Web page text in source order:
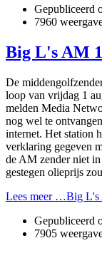
Gepubliceerd
7960
Big L's AM
De
loop van vrijdag 1
melden Media
nog wel te
internet. Het station
verklaring gegeven
de AM zender niet
gestegen olieprijs
Lees meer …Big L's
Gepubliceerd
7905